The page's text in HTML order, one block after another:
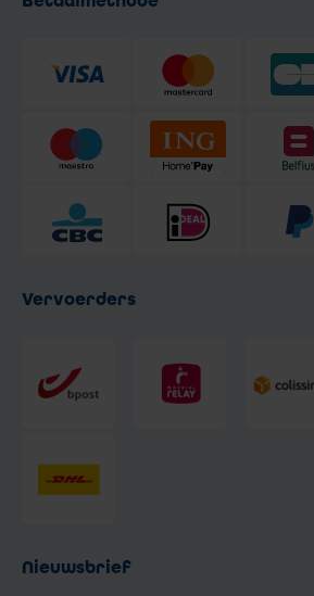
Vervoerders
Nieuwsbrief